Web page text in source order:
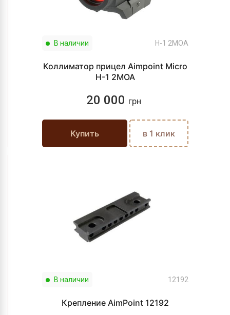
В наличии H-1 2МОА
Коллиматор прицел Aimpoint Micro
H-1 2МОА
20 000 грн
Купить в 1 клик
В наличии 12192
Крепление AimPoint 12192